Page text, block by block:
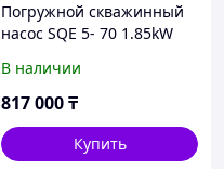
Погружной скважинный
насос SQE 5- 70 1.85kW
В наличии
817 000₸
Купить